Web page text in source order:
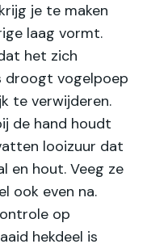
je te maken
laag vormt.
het zich
droogt vogelpoep
te verwijderen.
de hand houdt
looizuur dat
en hout. Veeg ze
ook even na.
op
hekdeel is